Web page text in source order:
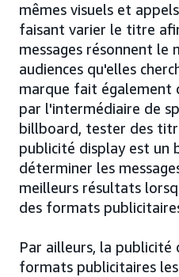
mêmes visuels et
faisant varier le titre
messages résonnent le
audiences qu'elles
marque fait également
par l'intermédiaire de
billboard, tester des
publicité display est un
déterminer les
meilleurs résultats
des formats
Par ailleurs, la publicité
formats publicitaires